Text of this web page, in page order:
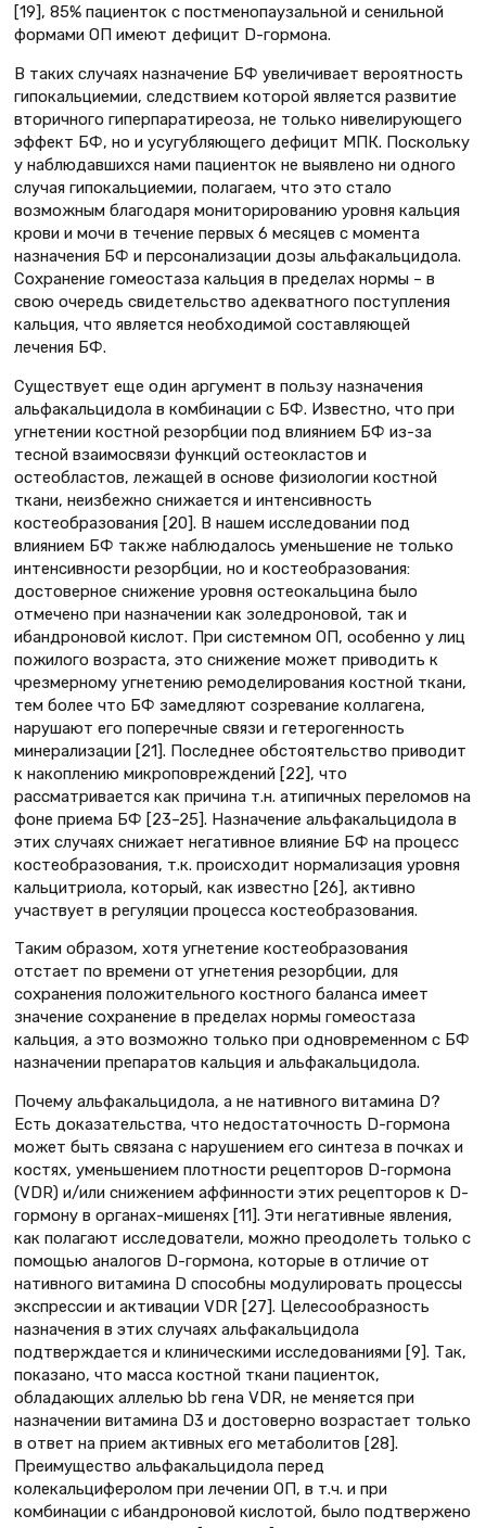
[19], 85% пациенток с постменопаузальной и сенильной
формами ОП имеют дефицит D-гормона.
В таких случаях назначение БФ увеличивает вероятность
гипокальциемии, следствием которой является развитие
вторичного гиперпаратиреоза, не только нивелирующего
эффект БФ, но и усугубляющего дефицит МПК. Поскольку
у наблюдавшихся нами пациенток не выявлено ни одного
случая гипокальциемии, полагаем, что это стало
возможным благодаря мониторированию уровня кальция
крови и мочи в течение первых 6 месяцев с момента
назначения БФ и персонализации дозы альфакальцидола.
Сохранение гомеостаза кальция в пределах нормы – в
свою очередь свидетельство адекватного поступления
кальция, что является необходимой составляющей
лечения БФ.
Существует еще один аргумент в пользу назначения
альфакальцидола в комбинации с БФ. Известно, что при
угнетении костной резорбции под влиянием БФ из-за
тесной взаимосвязи функций остеокластов и
остеобластов, лежащей в основе физиологии костной
ткани, неизбежно снижается и интенсивность
костеобразования [20]. В нашем исследовании под
влиянием БФ также наблюдалось уменьшение не только
интенсивности резорбции, но и костеобразования:
достоверное снижение уровня остеокальцина было
отмечено при назначении как золедроновой, так и
ибандроновой кислот. При системном ОП, особенно у лиц
пожилого возраста, это снижение может приводить к
чрезмерному угнетению ремоделирования костной ткани,
тем более что БФ замедляют созревание коллагена,
нарушают его поперечные связи и гетерогенность
минерализации [21]. Последнее обстоятельство приводит
к накоплению микроповреждений [22], что
рассматривается как причина т.н. атипичных переломов на
фоне приема БФ [23–25]. Назначение альфакальцидола в
этих случаях снижает негативное влияние БФ на процесс
костеобразования, т.к. происходит нормализация уровня
кальцитриола, который, как известно [26], активно
участвует в регуляции процесса костеобразования.
Таким образом, хотя угнетение костеобразования
отстает по времени от угнетения резорбции, для
сохранения положительного костного баланса имеет
значение сохранение в пределах нормы гомеостаза
кальция, а это возможно только при одновременном с БФ
назначении препаратов кальция и альфакальцидола.
Почему альфакальцидола, а не нативного витамина D?
Есть доказательства, что недостаточность D-гормона
может быть связана с нарушением его синтеза в почках и
костях, уменьшением плотности рецепторов D-гормона
(VDR) и/или снижением аффинности этих рецепторов к D-
гормону в органах-мишенях [11]. Эти негативные явления,
как полагают исследователи, можно преодолеть только с
помощью аналогов D-гормона, которые в отличие от
нативного витамина D способны модулировать процессы
экспрессии и активации VDR [27]. Целесообразность
назначения в этих случаях альфакальцидола
подтверждается и клиническими исследованиями [9]. Так,
показано, что масса костной ткани пациенток,
обладающих аллелью bb гена VDR, не меняется при
назначении витамина D3 и достоверно возрастает только
в ответ на прием активных его метаболитов [28].
Преимущество альфакальцидола перед
колекальциферолом при лечении ОП, в т.ч. и при
комбинации с ибандроновой кислотой, было подтвержено